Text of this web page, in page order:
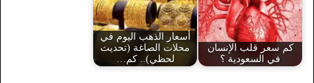
كم سعر قلب الإنسان
في السعودية ؟
أسعار الذهب اليوم في
محلات الصاغة (تحديث
لحظي).. كم…